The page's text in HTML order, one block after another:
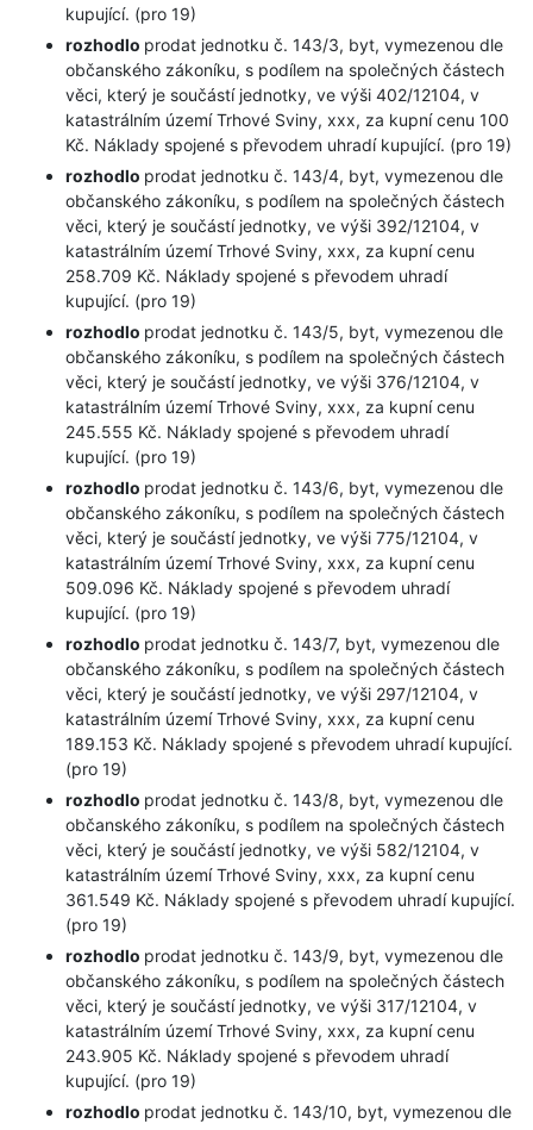
kupující. (pro 19)
rozhodlo prodat jednotku č. 143/3, byt, vymezenou dle
občanského zákoníku, s podílem na společných částech
věci, který je součástí jednotky, ve výši 402/12104, v
katastrálním území Trhové Sviny, xxx, za kupní cenu 100
Kč. Náklady spojené s převodem uhradí kupující. (pro 19)
rozhodlo prodat jednotku č. 143/4, byt, vymezenou dle
občanského zákoníku, s podílem na společných částech
věci, který je součástí jednotky, ve výši 392/12104, v
katastrálním území Trhové Sviny, xxx, za kupní cenu
258.709 Kč. Náklady spojené s převodem uhradí
kupující. (pro 19)
rozhodlo prodat jednotku č. 143/5, byt, vymezenou dle
občanského zákoníku, s podílem na společných částech
věci, který je součástí jednotky, ve výši 376/12104, v
katastrálním území Trhové Sviny, xxx, za kupní cenu
245.555 Kč. Náklady spojené s převodem uhradí
kupující. (pro 19)
rozhodlo prodat jednotku č. 143/6, byt, vymezenou dle
občanského zákoníku, s podílem na společných částech
věci, který je součástí jednotky, ve výši 775/12104, v
katastrálním území Trhové Sviny, xxx, za kupní cenu
509.096 Kč. Náklady spojené s převodem uhradí
kupující. (pro 19)
rozhodlo prodat jednotku č. 143/7, byt, vymezenou dle
občanského zákoníku, s podílem na společných částech
věci, který je součástí jednotky, ve výši 297/12104, v
katastrálním území Trhové Sviny, xxx, za kupní cenu
189.153 Kč. Náklady spojené s převodem uhradí kupující.
(pro 19)
rozhodlo prodat jednotku č. 143/8, byt, vymezenou dle
občanského zákoníku, s podílem na společných částech
věci, který je součástí jednotky, ve výši 582/12104, v
katastrálním území Trhové Sviny, xxx, za kupní cenu
361.549 Kč. Náklady spojené s převodem uhradí kupující.
(pro 19)
rozhodlo prodat jednotku č. 143/9, byt, vymezenou dle
občanského zákoníku, s podílem na společných částech
věci, který je součástí jednotky, ve výši 317/12104, v
katastrálním území Trhové Sviny, xxx, za kupní cenu
243.905 Kč. Náklady spojené s převodem uhradí
kupující. (pro 19)
rozhodlo prodat jednotku č. 143/10, byt, vymezenou dle